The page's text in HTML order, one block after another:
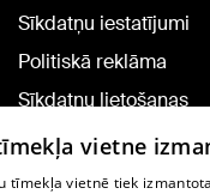
Sīkdatņu iestatījumi
Politiskā reklāma
Sīkdatņu lietošanas
noteikumi
Komentāru
vietne
tīmekļa vietnē tiek